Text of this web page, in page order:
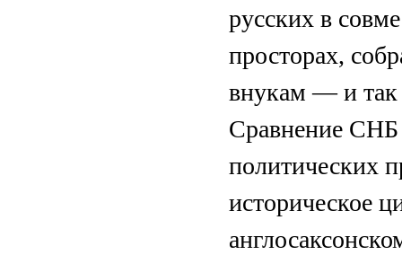
русских в
просторах,
внукам — и так
Сравнение
политических
историческое